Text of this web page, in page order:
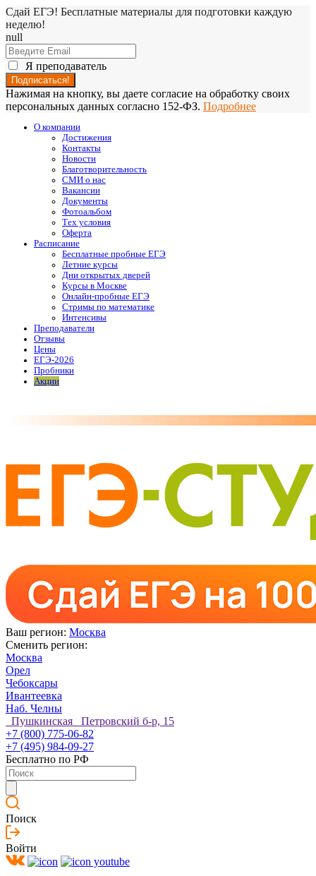
Сдай ЕГЭ! Бесплатные материалы для подготовки каждую
неделю!
null
Я преподаватель
Нажимая на кнопку, вы даете согласие на обработку своих
персональных данных согласно 152-ФЗ. Подробнее
О компании
Достижения
Контакты
Новости
Благотворительность
СМИ о нас
Вакансии
Документы
Фотоальбом
Тех условия
Оферта
Расписание
Бесплатные пробные ЕГЭ
Летние курсы
Дни открытых дверей
Курсы в Москве
Онлайн-пробные ЕГЭ
Стримы по математике
Интенсивы
Преподаватели
Отзывы
Цены
ЕГЭ-2026
Пробники
Акции
Ваш регион: Москва
Сменить регион:
Москва
Орел
Чебоксары
Ивантеевка
Наб. Челны
Пушкинская Петровский б-р, 15
+7 (800) 775-06-82
+7 (495) 984-09-27
Бесплатно по РФ
Поиск
Войти